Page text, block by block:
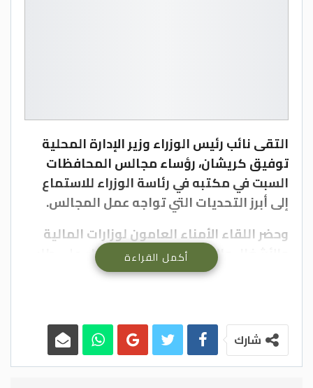
التقى نائب رئيس الوزراء وزير الإدارة المحلية
توفيق كريشان، رؤساء مجالس المحافظات
السبت في مكتبه في رئاسة الوزراء للاستماع
إلى أبرز التحديات التي تواجه عمل المجالس.
وحضر اللقاء الأمناء العامون لوزارات المالية
والأشغال والتربية والصحة، وجاء بناء على طلب
رؤساء المجالس.
المجالس خصوصا فيما يتعلق بضعف نسب
الإنجاز وارتفاع كلف الدراسات والكلف
التقديرية للمشاريع سيما، وأن نسب الإنجاز
أكمل القراءة
شارك